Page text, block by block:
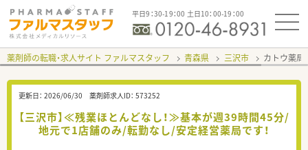
平日9：30-19：00 土日10：00-19：00
薬剤師の転職・求人サイト ファルマスタッフ 青森県 三沢市 カトウ薬局
更新日： 2026/06/30 薬剤師求人ID： 573252
【三沢市】≪残業ほとんどなし！≫基本が週39時間45分/
地元で1店舗のみ/転勤なし/安定経営薬局です！